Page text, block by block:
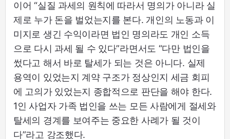
이어 “실질 과세의 원칙에 따라서 명의가 아니라 실
제로 누가 돈을 벌었는지를 본다. 개인의 노동과 이
미지로 생긴 수익이라면 법인 명의라도 개인 소득
으로 다시 과세 될 수 있다”라면서도 “다만 법인을
썼다고 해서 바로 탈세가 되는 것은 아니다. 실제
용역이 있었는지 계약 구조가 정상인지 세금 회피
에 고의가 있었는지 종합적으로 판단을 해야 한다.
1인 사업자 가족 법인을 쓰는 모든 사람에게 절세와
탈세의 경계를 보여주는 중요한 사례가 될 것이
다”라고 강조했다.